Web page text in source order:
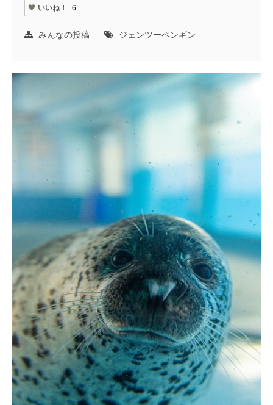
いいね！ 6
みんなの投稿 ジェンツーペンギン